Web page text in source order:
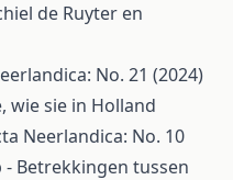
de Ruyter en
No. 21 (2024)
wie sie in Holland
Neerlandica: No. 10
Betrekkingen tussen